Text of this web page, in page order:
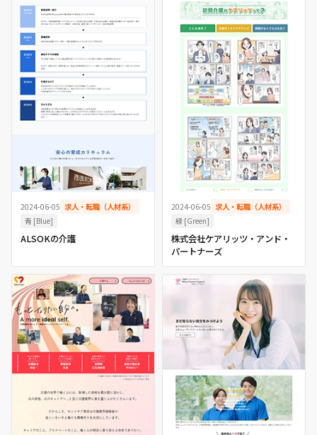
2024-06-05 求人・転職（人材系）
青 [Blue]
ALSOKの介護
2024-06-05 求人・転職（人材系）
緑 [Green]
株式会社ケアリッツ・アンド・
パートナーズ